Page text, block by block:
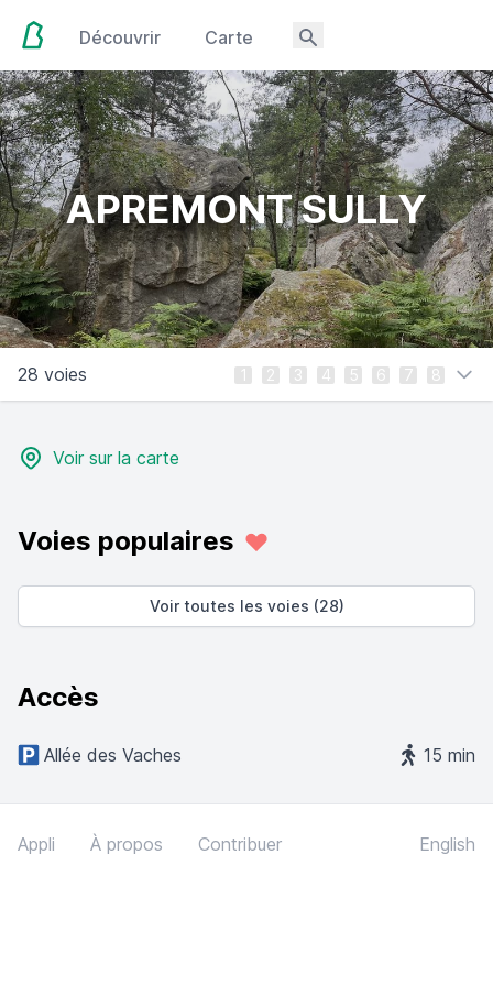
Découvrir Carte
APREMONT SULLY
28 voies 1 2 3 4 5 6 7 8
Voir sur la carte
Voies populaires
Voir toutes les voies (28)
Accès
Allée des Vaches 15 min
Appli À propos Contribuer English